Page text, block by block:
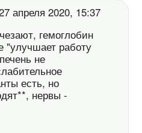
апреля 2020, 15:37
гемоглобин
"улучшает работу
не
есть, но
нервы -